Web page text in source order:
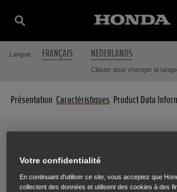
Langue FRANÇAIS NEDERLANDS
Cliquer pour changer la
Présentation Caractéristiques Product Data
VOTRE FRAISE À NEIGE
Votre confidentialité
En continuant d'utiliser ce site, vous acceptez que
collectent des données et utilisent des cookies à des